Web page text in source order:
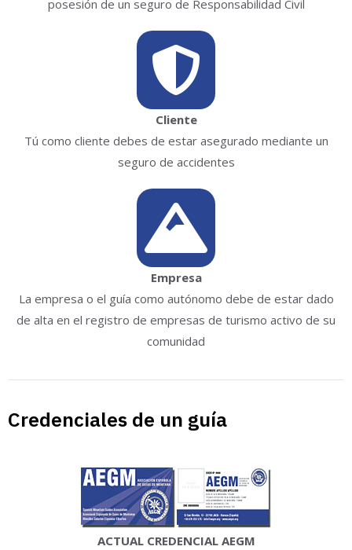
posesión de un seguro de Responsabilidad Civil
Cliente
Tú como cliente debes de estar asegurado mediante un
seguro de accidentes
Empresa
La empresa o el guía como autónomo debe de estar dado
de alta en el registro de empresas de turismo activo de su
comunidad
Credenciales de un guía
ACTUAL CREDENCIAL AEGM